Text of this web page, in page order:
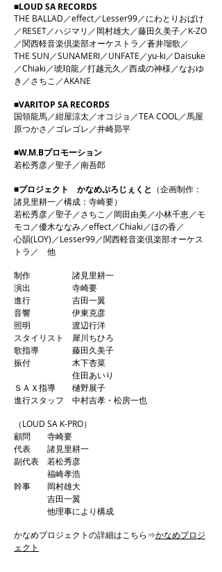
■LOUD SA RECORDS
THE BALLAD／effect／Lesser99／にわとりおばけ
／RESET／ハジマリ／岡村雄大／藤田久美子／K-ZO
／関西軽音楽倶楽部オーケストラ／蒼井瑠歌／
THE SUN／SUNAMERI／UNFATE／yu-ki／Daisuke
／Chiaki／琥珀龍／打越元久／西成の神様／なおゆ
き／さちこ／AKANE
■VARITOP SA RECORDS
国領龍馬／紺屋涼太／オコジョ／TEA COOL／馬屋
原つかさ／ゴレゴレ／井崎昴平
■W.M.Bプロモーション
若松秀彦／聖子／南吾郎
■プロジェクト かなめぷろじぇくと （企画制作：
諸見里耕一／構成：寺崎要）
若松秀彦／聖子／さちこ／岡田由美／小林千恵／モ
モコ／優木ななみ／effect／Chiaki／ほの香／
心韻(LOY)／Lesser99／関西軽音楽倶楽部オーケス
トラ／ 他
制作 諸見里耕一
演出 寺崎要
進行 吉田一翼
音響 伊東克彦
照明 渡辺行洋
スタイリスト 犀川ちひろ
歌指導 藤田久美子
振付 木下杏菜
住田あいり
ＳＡＸ指導 樋野展子
進行スタッフ 中村吉孝・松房一也
（LOUD SA K-PRO）
顧問 寺崎要
代表 諸見里耕一
副代表 若松秀彦
福崎孝浩
幹事 岡村雄大
吉田一翼
他理事により構成
​かなめプロジェクトの詳細はこちら⇒かなめプロジ
ェクト